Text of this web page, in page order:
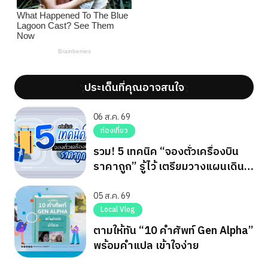
';ประเด็นที่คุณอาจสนใจ';
06 ส.ค. 69
ท่องเที่ยว
รวม! 5 เทคนิค “จองตั๋วเครื่องบิน
ราคาถูก” รู้ไว้ เตรียมวางแผนเดิน
05 ส.ค. 69
Local Vlog
ตามให้ทัน “10 คำศัพท์ Gen Alpha”
พร้อมคำแปล เข้าใจง่าย